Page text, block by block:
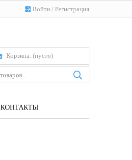
Войти / Регистрация
Корзина: (пусто)
КОНТАКТЫ